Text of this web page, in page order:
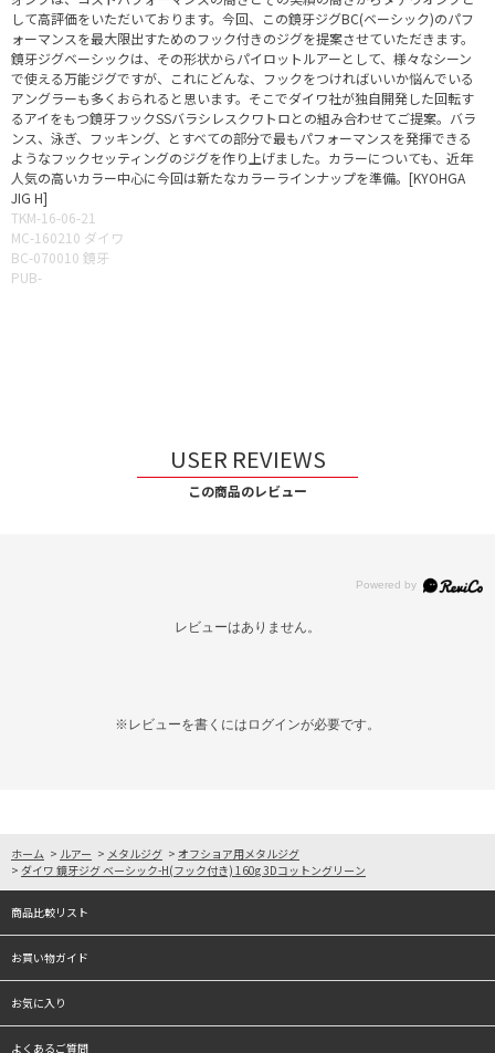
して高評価をいただいております。今回、この鏡牙ジグBC(ベーシック)のパフ
ォーマンスを最大限出すためのフック付きのジグを提案させていただきます。
鏡牙ジグベーシックは、その形状からパイロットルアーとして、様々なシーン
で使える万能ジグですが、これにどんな、フックをつければいいか悩んでいる
アングラーも多くおられると思います。そこでダイワ社が独自開発した回転す
るアイをもつ鏡牙フックSSバラシレスクワトロとの組み合わせてご提案。バラ
ンス、泳ぎ、フッキング、とすべての部分で最もパフォーマンスを発揮できる
ようなフックセッティングのジグを作り上げました。カラーについても、近年
人気の高いカラー中心に今回は新たなカラーラインナップを準備。[KYOHGA
JIG H]
TKM-16-06-21
MC-160210 ダイワ
BC-070010 鏡牙
PUB-
USER REVIEWS
この商品のレビュー
レビューはありません。
※レビューを書くには ログインが必要です。
ホーム > ルアー > メタルジグ > オフショア用メタルジグ
> ダイワ 鏡牙ジグ ベーシック-H(フック付き) 160g 3Dコットングリーン
商品比較リスト
お買い物ガイド
お気に入り
よくあるご質問